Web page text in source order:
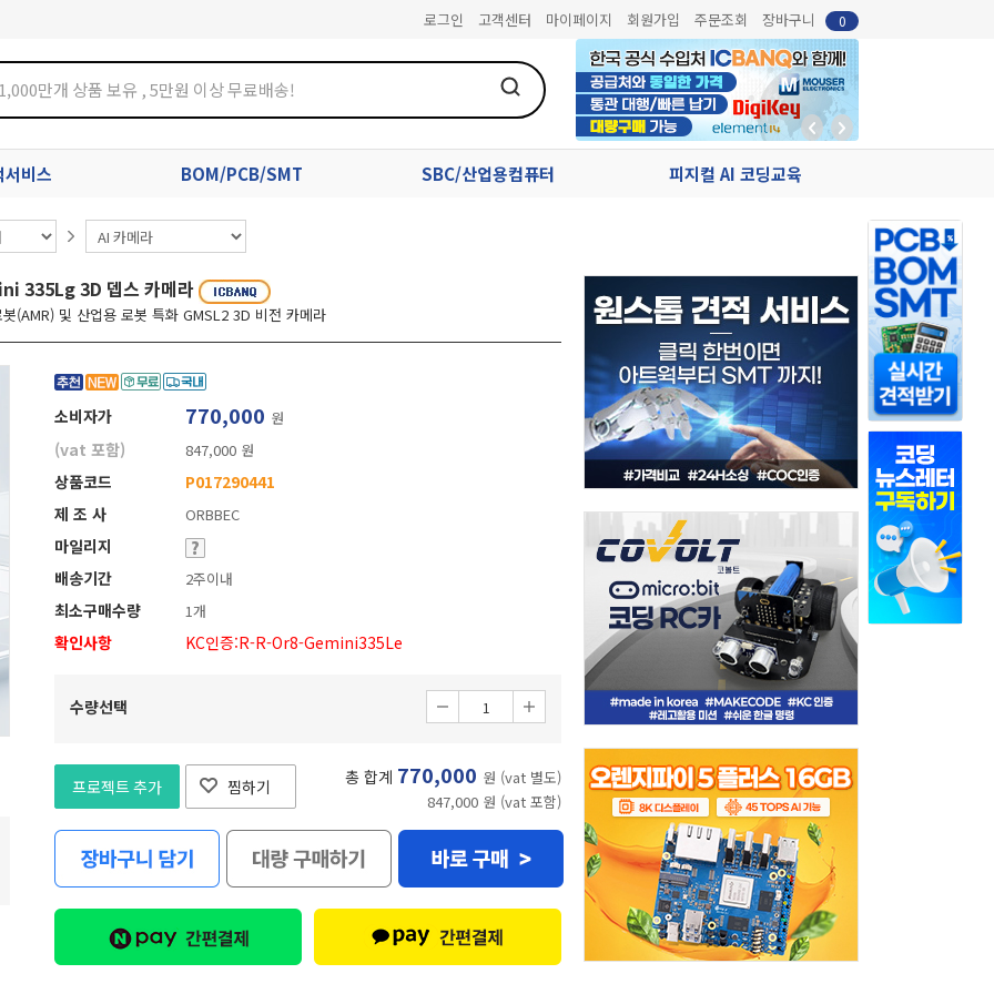
로그인 고객센터 마이페이지 회원가입 주문조회 장바구니 0
비스 BOM/PCB/SMT SBC/산업용컴퓨터 피지컬 AI 코딩교육
335Lg 3D 뎁스 카메라
(AMR) 및 산업용 로봇 특화 GMSL2 3D 비전 카메라
소비자가 770,000 원
(vat 포함) 847,000 원
상품코드
P017290441
제 조 사
ORBBEC
마일리지
배송기간
2주이내
최소구매수량 1개
확인사항 KC인증:R-R-Or8-Gemini335Le
수량선택
프로젝트 추가 찜하기 총 합계 770,000 원 (vat 별도)
847,000 원 (vat 포함)